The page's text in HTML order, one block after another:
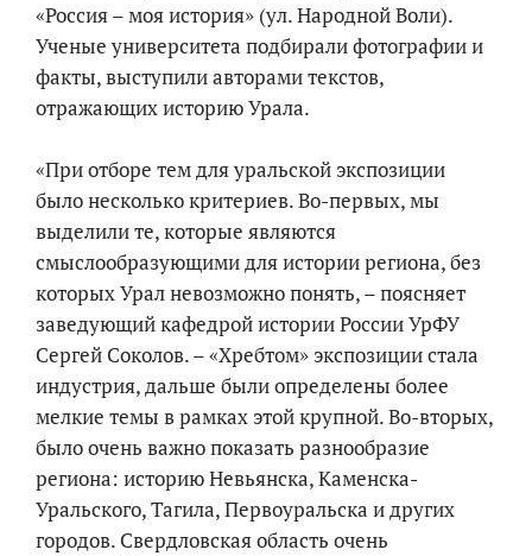
«Россия – моя история» (ул. Народной Воли).
Ученые университета подбирали фотографии и
факты, выступили авторами текстов,
отражающих историю Урала.
«При отборе тем для уральской экспозиции
было несколько критериев. Во-первых, мы
выделили те, которые являются
смыслообразующими для истории региона, без
которых Урал невозможно понять, – поясняет
заведующий кафедрой истории России УрФУ
Сергей Соколов. – «Хребтом» экспозиции стала
индустрия, дальше были определены более
мелкие темы в рамках этой крупной. Во-вторых,
было очень важно показать разнообразие
региона: историю Невьянска, Каменска-
Уральского, Тагила, Первоуральска и других
городов. Свердловская область очень